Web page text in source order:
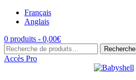
Français
Anglais
0 produits - 0,00€
Recherche
pour :
Recherche
Accès Pro